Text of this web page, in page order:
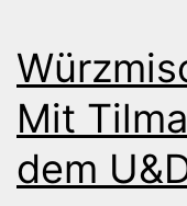
Mit
dem